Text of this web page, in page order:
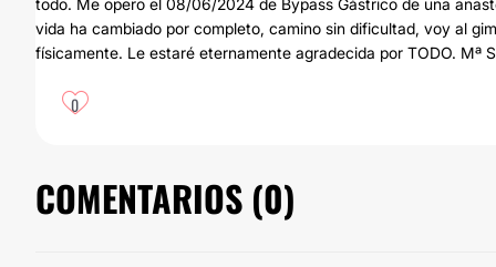
todo. Me opero el 08/06/2024 de Bypass Gástrico de una
vida ha cambiado por completo, camino sin dificultad, voy al
físicamente. Le estaré eternamente agradecida por TODO. Mª
0
COMENTARIOS (0)